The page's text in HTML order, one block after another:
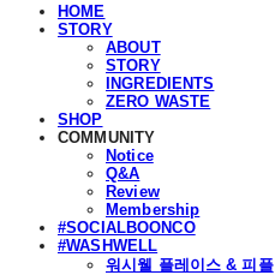
HOME
STORY
ABOUT
STORY
INGREDIENTS
ZERO WASTE
SHOP
COMMUNITY
Notice
Q&A
Review
Membership
#SOCIALBOONCO
#WASHWELL
워시웰 플레이스 & 피플